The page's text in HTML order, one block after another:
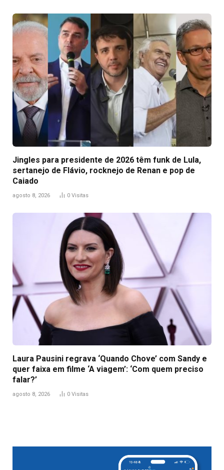
Jingles para presidente de 2026 têm funk de Lula,
sertanejo de Flávio, rocknejo de Renan e pop de
Caiado
agosto 8, 2026 0 Visitas
Laura Pausini regrava ‘Quando Chove’ com Sandy e
quer faixa em filme ‘A viagem’: ‘Com quem preciso
falar?’
agosto 8, 2026 0 Visitas